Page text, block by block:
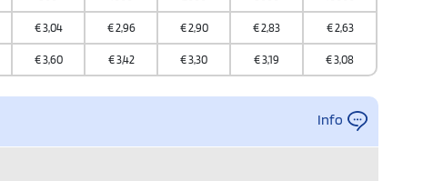
€3,04 €2,96 €2,90 €2,83 €2,63
€3,60 €3,42 €3,30 €3,19 €3,08
Info